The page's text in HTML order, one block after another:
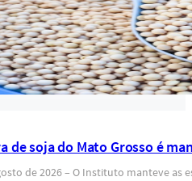
de soja do Mato Grosso é
de 2026 – O Instituto manteve as